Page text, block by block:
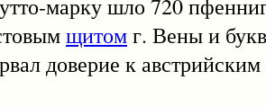
марку шло 720
щитомг. Вены и
доверие к